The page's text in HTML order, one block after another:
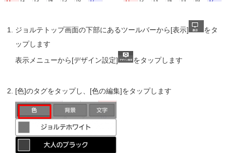
ジョルテトップ画面の下部にあるツールバーから[表示]
をタ
ップします
表示メニューから[デザイン設定]
をタップします
[色]のタグをタップし、[色の編集]をタップします